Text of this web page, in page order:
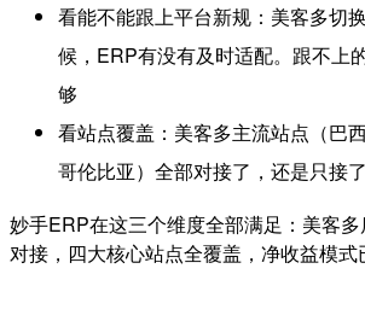
看能不能跟上平台新规：美客多切
候，ERP有没有及时适配。跟不上
够
看站点覆盖：美客多主流站点（巴
哥伦比亚）全部对接了，还是只接
妙手ERP在这三个维度全部满足：美客
对接，四大核心站点全覆盖，净收益模式